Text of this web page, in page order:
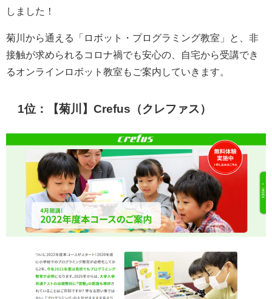
しました！
菊川から通える「ロボット・プログラミング教室」と、非
接触が求められるコロナ禍でも安心の、自宅から受講でき
るオンラインロボット教室もご案内していきます。
1位：【菊川】Crefus（クレファス）